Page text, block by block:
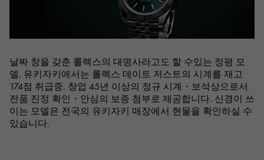
JAEGER LE COULTRE
예거 르쿨 트르
Cartier
HARRY WINSTON
해리 윈스턴
BVLGARI
불가리
ZENITH
제니스
TAG HEUER
태그 호이어
ETERNITY
영원
USED NOMBRE
Nomble 인증 중고
USED ALPHA
알파 인증 중고
날짜 창을 갖춘 롤렉스의 대명사라고도 할 수있는 정평 모
델. 유키자키에서는 롤렉스 데이트 저스트의 시계를 재고
174점 취급중. 창업 45년 이상의 정규 시계・보석상으로서
전품 진정 확인・안심의 보증 첨부로 제공합니다. 신경이 쓰
이는 모델은 전국의 유키자키 매장에서 현물을 확인하실 수
있습니다.